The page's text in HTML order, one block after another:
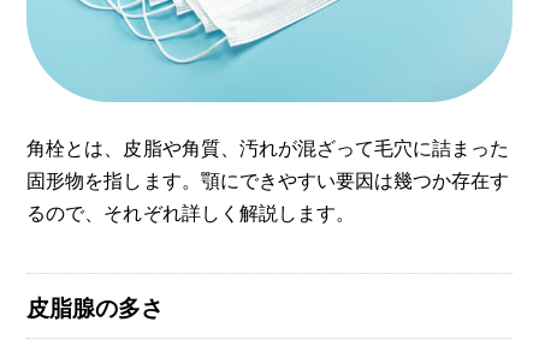
角栓とは、皮脂や角質、汚れが混ざって毛穴に詰まった
固形物を指します。顎にできやすい要因は幾つか存在す
るので、それぞれ詳しく解説します。
皮脂腺の多さ